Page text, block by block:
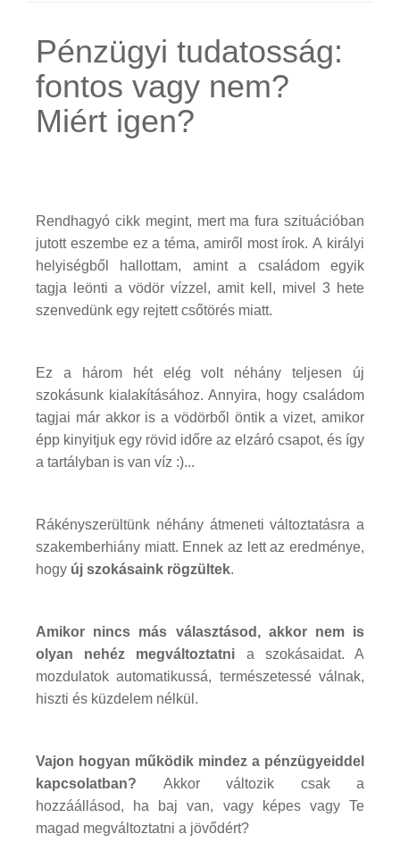
Pénzügyi tudatosság:
fontos vagy nem?
Miért igen?
Rendhagyó cikk megint, mert ma fura szituációban
jutott eszembe ez a téma, amiről most írok. A királyi
helyiségből hallottam, amint a családom egyik
tagja leönti a vödör vízzel, amit kell, mivel 3 hete
szenvedünk egy rejtett csőtörés miatt.
Ez a három hét elég volt néhány teljesen új
szokásunk kialakításához. Annyira, hogy családom
tagjai már akkor is a vödörből öntik a vizet, amikor
épp kinyitjuk egy rövid időre az elzáró csapot, és így
a tartályban is van víz :)...
Rákényszerültünk néhány átmeneti változtatásra a
szakemberhiány miatt. Ennek az lett az eredménye,
hogy új szokásaink rögzültek.
Amikor nincs más választásod, akkor nem is
olyan nehéz megváltoztatni a szokásaidat. A
mozdulatok automatikussá, természetessé válnak,
hiszti és küzdelem nélkül.
Vajon hogyan működik mindez a pénzügyeiddel
kapcsolatban? Akkor változik csak a
hozzáállásod, ha baj van, vagy képes vagy Te
magad megváltoztatni a jövődért?